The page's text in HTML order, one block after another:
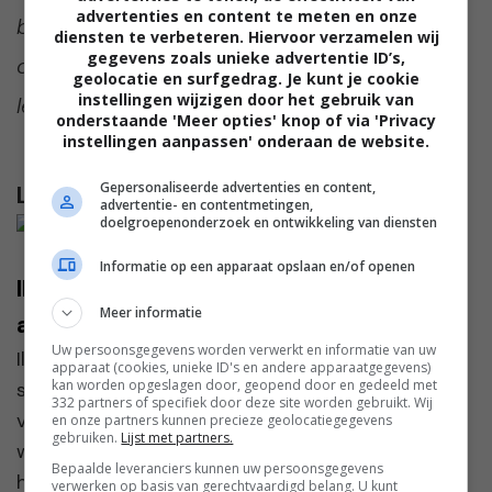
benieuwd. Praat met ons mee in de reacties
onder dit artikel. Dat vinden we hartstikke
leuk :-).
Lees verder...
Ilona: “De moeders op school maken
altijd groepjes zonder mij”
Ilona en Jan ontmoetten elkaar tijdens een
singlesreis. “Ik dacht eerst dat het een
vakantieliefde zou zijn,” zegt Ilona. “Je kent dat
wel, zo’n intense klik voor even, maar daarna gaat
het we...
advertenties en content te meten en onze
diensten te verbeteren. Hiervoor verzamelen wij
gegevens zoals unieke advertentie ID’s,
geolocatie en surfgedrag. Je kunt je cookie
instellingen wijzigen door het gebruik van
onderstaande 'Meer opties' knop of via 'Privacy
instellingen aanpassen' onderaan de website.
Gepersonaliseerde advertenties en content,
advertentie- en contentmetingen,
doelgroepenonderzoek en ontwikkeling van diensten
Informatie op een apparaat opslaan en/of openen
Meer informatie
Uw persoonsgegevens worden verwerkt en informatie van uw
apparaat (cookies, unieke ID's en andere apparaatgegevens)
kan worden opgeslagen door, geopend door en gedeeld met
332 partners of specifiek door deze site worden gebruikt. Wij
en onze partners kunnen precieze geolocatiegegevens
gebruiken. Lijst met partners.
Bepaalde leveranciers kunnen uw persoonsgegevens
verwerken op basis van gerechtvaardigd belang. U kunt